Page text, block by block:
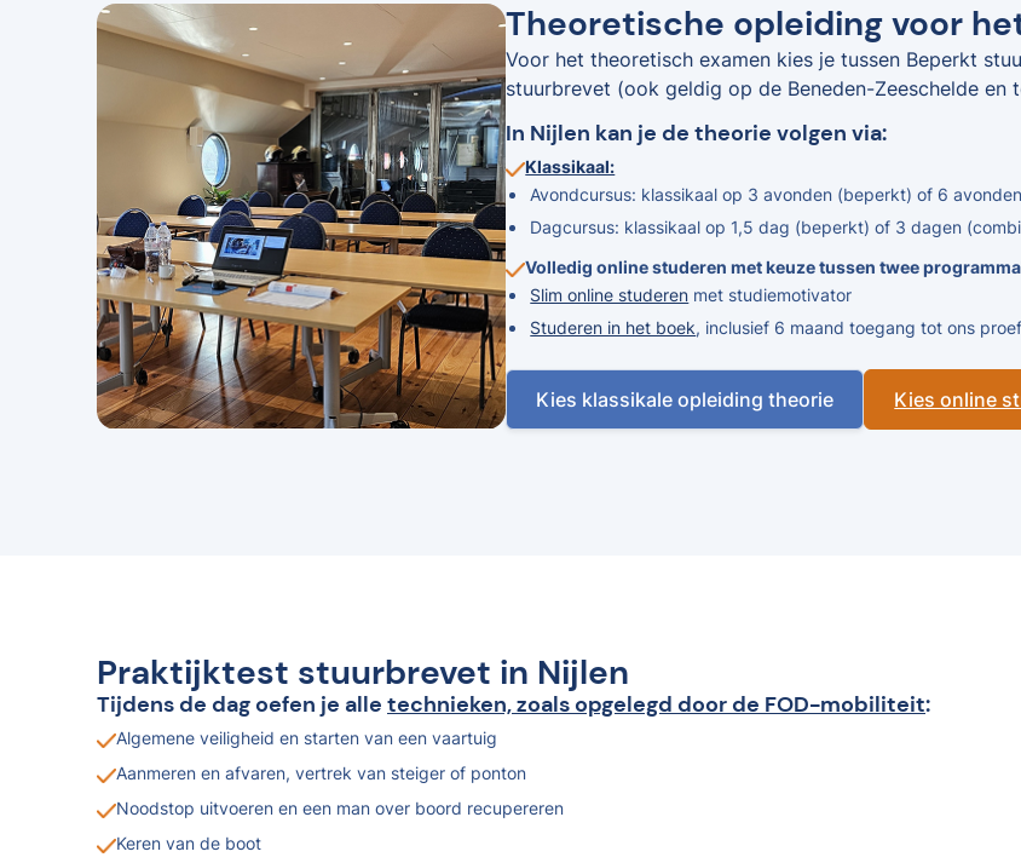
Theoretische opleiding voor
Voor het theoretisch examen kies je tussen Beperkt
stuurbrevet (ook geldig op de Beneden-Zeeschelde en
In Nijlen kan je de theorie volgen via:
Klassikaal:
Avondcursus: klassikaal op 3 avonden (beperkt) of 6
Dagcursus: klassikaal op 1,5 dag (beperkt) of 3 dagen
Volledig online studeren met keuze tussen twee
Slim online studeren met studiemotivator
Studeren in het boek, inclusief 6 maand toegang tot ons
Kies klassikale opleiding theorie Kies online
Praktijktest stuurbrevet in Nijlen
Tijdens de dag oefen je alle technieken, zoals opgelegd door de FOD-mobiliteit:
Algemene veiligheid en starten van een vaartuig
Aanmeren en afvaren, vertrek van steiger of ponton
Noodstop uitvoeren en een man over boord recupereren
Keren van de boot